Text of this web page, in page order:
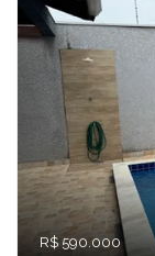
R$ 590.000